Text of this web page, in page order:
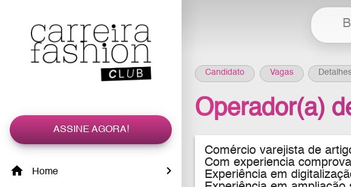
ASSINE AGORA!
Home
Candidato Vagas
Operador(a)
Comércio varejista de
Com experiencia
Experiência em